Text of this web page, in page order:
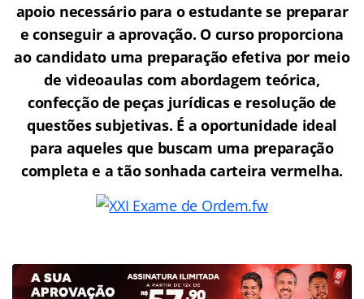
apoio necessário para o estudante se preparar
e conseguir a aprovação. O curso proporciona
ao candidato uma preparação efetiva por meio
de videoaulas com abordagem teórica,
confecção de peças jurídicas e resolução de
questões subjetivas. É a oportunidade ideal
para aqueles que buscam uma preparação
completa e a tão sonhada carteira vermelha.